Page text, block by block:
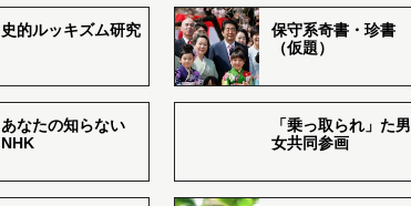
史的ルッキズム研究
保守系奇書・珍書
（仮題）
あなたの知らない
NHK
「乗っ取られ」た男
女共同参画